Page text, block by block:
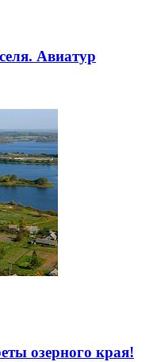
Авиатур
озерного края!